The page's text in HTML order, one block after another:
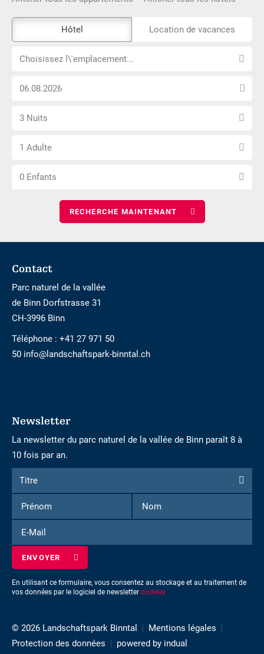
de
réservation
n\'est
accessible
Hôtel Location de vacances
Choisissez
Choisissez l\'emplacement...
Choisissez
date
Sélectionnez
nombre
nuits
3 Nuits
Choisissez
nombre
1 Adulte
Choisissez
0 Enfants
Footer
Contact
Parc naturel de la vallée
de Binn Dorfstrasse 31
CH-3996 Binn
Téléphone : +41 27 971 50
50 info@landschaftspark-binntal.ch
Newsletter
La newsletter du parc naturel de la vallée de Binn paraît 8 à
10 fois par an.
Formulaire
d'inscription
la
newsletter
Titre
Titre
Prénom
Nom
Mail
En utilisant ce formulaire, vous consentez au stockage et au traitement de
vos données par le logiciel de newsletter dodeley
© 2026 Landschaftspark Binntal
Mentions légales
Protection des données
powered by indual